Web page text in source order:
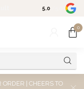
5.0
0
ORDER | CHEERS TO